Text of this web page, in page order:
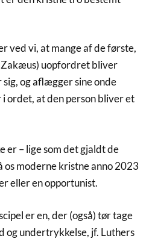
ved vi, at mange af de første,
Zakæus) uopfordret bliver
og aflægger sine onde
ordet, at den person bliver et
er – lige som det gjaldt de
os moderne kristne anno 2023
eller en opportunist.
er en, der (også) tør tage
og undertrykkelse, jf. Luthers